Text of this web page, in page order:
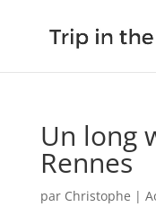
Un long
Rennes
par Christophe |